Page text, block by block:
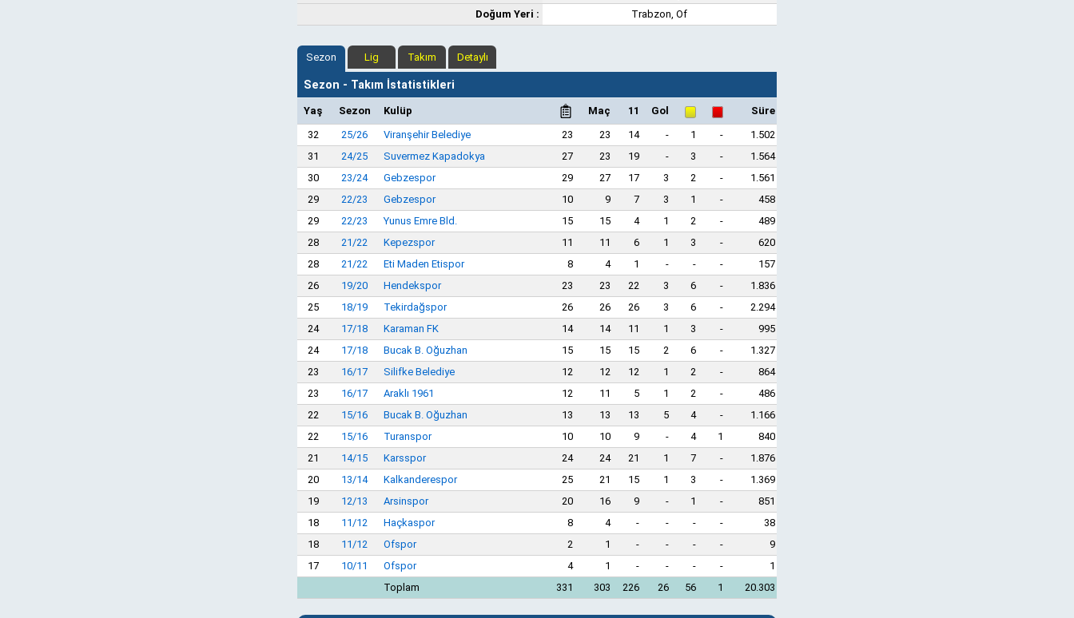
Doğum Yeri :
Trabzon, Of
Sezon Lig Takım Detaylı
Sezon - Takım İstatistikleri
Yaş Sezon Kulüp Maç 11 Gol
Süre
32
25/26 Viranşehir Belediye 23 23 14 - 1 -
1.502
31
24/25 Suvermez Kapadokya 27 23 19 - 3 -
1.564
30
23/24 Gebzespor 29 27 17 3 2 -
1.561
29
22/23 Gebzespor 10 9 7 3 1 -
458
29
22/23 Yunus Emre Bld. 15 15 4 1 2 -
489
28
21/22 Kepezspor 11 11 6 1 3 -
620
28
21/22 Eti Maden Etispor 8 4 1 - - -
157
26
19/20 Hendekspor 23 23 22 3 6 -
1.836
25
18/19 Tekirdağspor 26 26 26 3 6 -
2.294
24
17/18 Karaman FK 14 14 11 1 3 -
995
24
17/18 Bucak B. Oğuzhan 15 15 15 2 6 -
1.327
23
16/17 Silifke Belediye 12 12 12 1 2 -
864
23
16/17 Araklı 1961 12 11 5 1 2 -
486
22
15/16 Bucak B. Oğuzhan 13 13 13 5 4 -
1.166
22
15/16 Turanspor 10 10 9 - 4 1
840
21
14/15 Karsspor 24 24 21 1 7 -
1.876
20
13/14 Kalkanderespor 25 21 15 1 3 -
1.369
19
12/13 Arsinspor 20 16 9 - 1 -
851
18
11/12 Haçkaspor 8 4 - - - -
38
18
11/12 Ofspor 2 1 - - - -
9
17
10/11 Ofspor 4 1 - - - -
1
Toplam
331 303 226 26 56 1 20.303